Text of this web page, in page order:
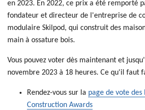
en 2023. En 2022, ce prix a été remporté
fondateur et directeur de l'entreprise de
modulaire Skilpod, qui construit des
main à ossature bois.
Vous pouvez voter dès maintenant et
novembre 2023 à 18 heures. Ce qu'il faut
Rendez-vous sur la page de vote des
Construction Awards